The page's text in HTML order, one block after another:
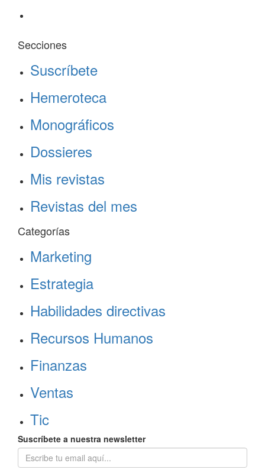
Secciones
Suscríbete
Hemeroteca
Monográficos
Dossieres
Mis revistas
Revistas del mes
Categorías
Marketing
Estrategia
Habilidades directivas
Recursos Humanos
Finanzas
Ventas
Tic
Suscríbete a nuestra newsletter